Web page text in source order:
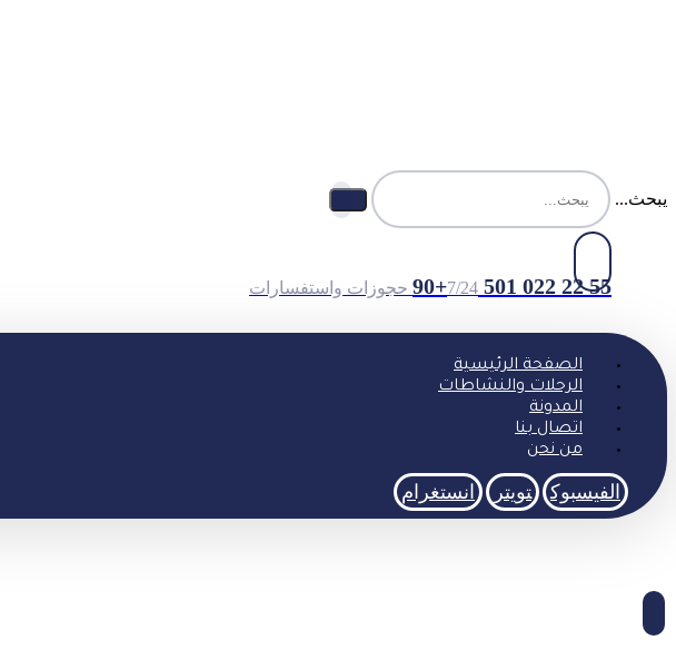
يبحث...
55 22 022 501 90+ 7/24 حجوزات واستفسارات
الصفحة الرئيسية
الرحلات والنشاطات
المدونة
اتصال بنا
من نحن
الفيسبوك تويتر انستغرام